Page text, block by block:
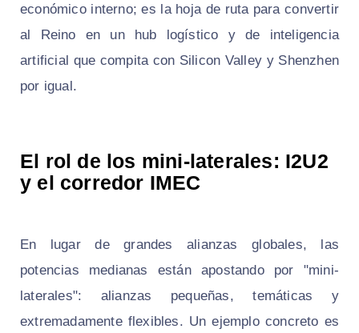
económico interno; es la hoja de ruta para convertir
al Reino en un hub logístico y de inteligencia
artificial que compita con Silicon Valley y Shenzhen
por igual.
El rol de los mini-laterales: I2U2
y el corredor IMEC
En lugar de grandes alianzas globales, las
potencias medianas están apostando por "mini-
laterales": alianzas pequeñas, temáticas y
extremadamente flexibles. Un ejemplo concreto es